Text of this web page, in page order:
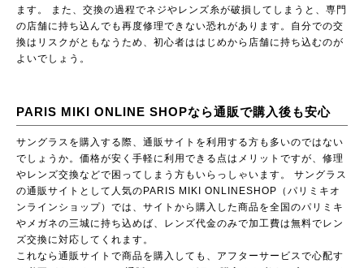
ます。 また、交換の過程でネジやレンズ糸が破損してしまうと、専門
の店舗に持ち込んでも再度修理できない恐れがあります。自分での交
換はリスクがともなうため、初心者ははじめから店舗に持ち込むのが
よいでしょう。
PARIS MIKI ONLINE SHOPなら通販で購入後も安心
サングラスを購入する際、通販サイトを利用する方も多いのではない
でしょうか。価格が安く手軽に利用できる点はメリットですが、修理
やレンズ交換などで困ってしまう方もいらっしゃいます。 サングラス
の通販サイトとして人気のPARIS MIKI ONLINESHOP（パリミキオ
ンラインショップ）では、サイトから購入した商品を全国のパリミキ
やメガネの三城に持ち込めば、レンズ代金のみで加工費は無料でレン
ズ交換に対応してくれます。
これなら通販サイトで商品を購入しても、アフターサービスで心配す